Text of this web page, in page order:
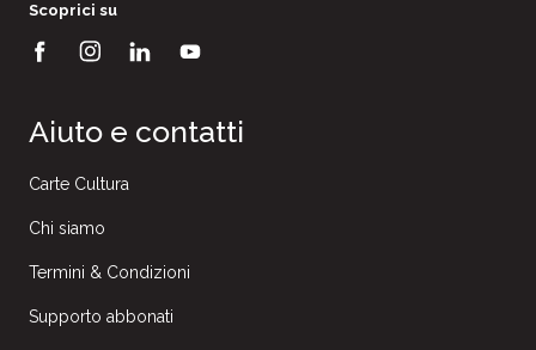
Scoprici su
Aiuto e contatti
Carte Cultura
Chi siamo
Termini & Condizioni
Supporto abbonati